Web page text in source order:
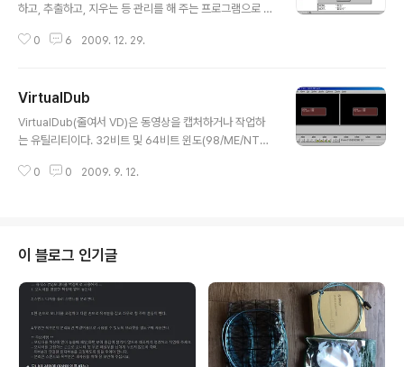
하고, 추출하고, 지우는 등 관리를 해 주는 프로그램으로 프
로그램 정보 프로그램 이름 : Resource HackerTM (리
슨(Angus Johnson) 분류 : 리소스 편집기 지원 운영체
제 : Win95, Win98, WinME, WinNT, Win2000 and
WinXP operating systems. 홈페이지 : http://angus
@@@@@@@@ ( 8 / 10 ..
0 6 2009. 12. 29.
VirtualDub
VirtualDub(줄여서 VD)은 동영상을 캡처하거나 작업하
는 유틸리티이다. 32비트 및 64비트 윈도(98/ME/NT4/
ublic License (GPL)로 배포된다. 이 프로그램은 어도비
ualDub은 AVI 파일을 처리하는 많은 기능을 갖추고 있으
며, 또한 MPEG-1 동영상을 읽을 수 있다(쓰기는 지원하
지 않는다). 프로그램 정보 프로그램 이름 : VirtualDub 버
전 : v1.9.5 (2009년 8월 23일자) 저작권자/제작자 : 애버
0 0 2009. 9. 12.
이 블로그 인기글